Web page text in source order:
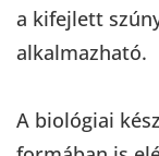
a kifejlett
alkalmazható.
A biológiai